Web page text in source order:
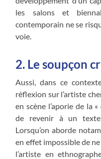
les salons et
contemporain ne se
voie.
2. Le soupçon
Aussi, dans ce
réflexion sur l’artiste
en scène l’aporie de la
de revenir à un
Lorsqu’on aborde
en effet impossible de
l’artiste en